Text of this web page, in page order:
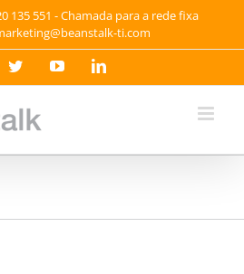
135 551 - Chamada para a rede fixa
ti.com
TwitterYouTubeLinkedIn